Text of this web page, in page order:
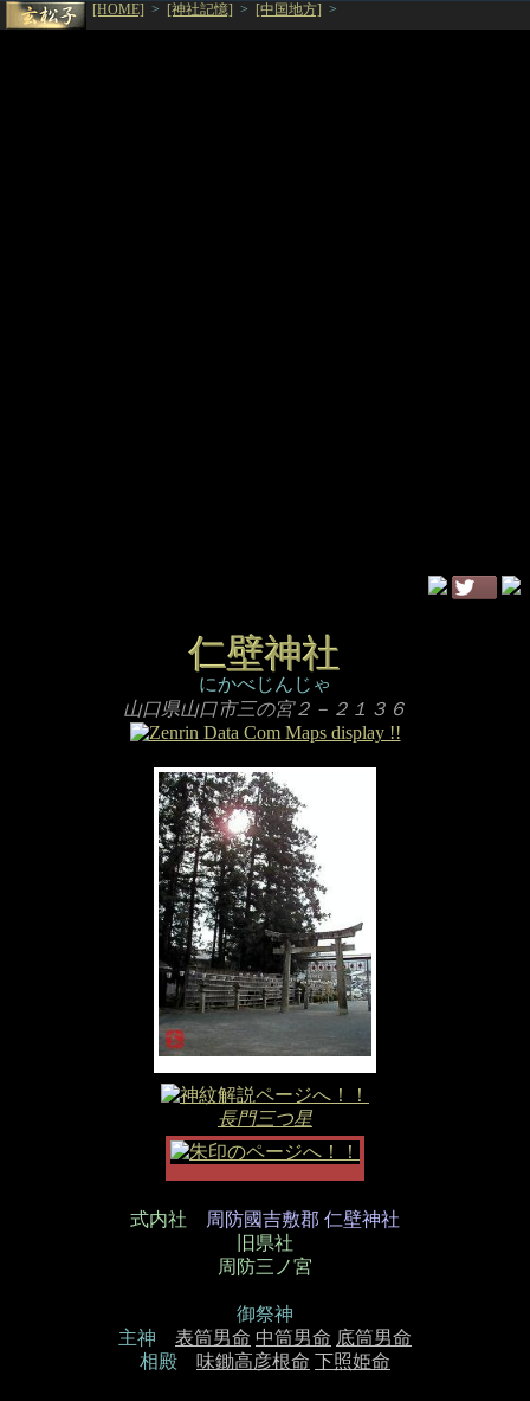
[HOME] > [神社記憶] > [中国地方] >
仁壁神社
にかべじんじゃ
山口県山口市三の宮２－２１３６
長門三つ星
式内社
周防國吉敷郡 仁壁神社
旧県社
周防三ノ宮
御祭神
主神 表筒男命 中筒男命 底筒男命
相殿 味鋤高彦根命 下照姫命